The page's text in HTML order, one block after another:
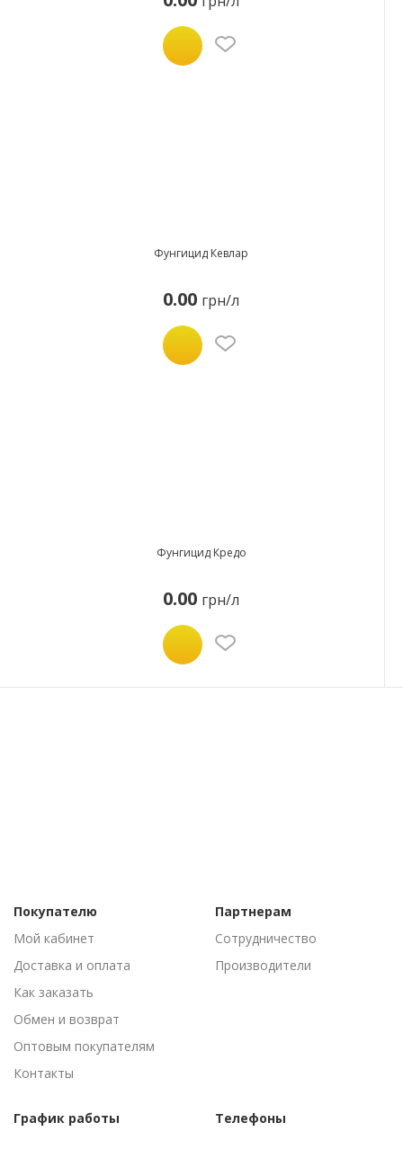
Фунгицид Кевлар
0.00 грн/л
Фунгицид Кредо
0.00 грн/л
Покупателю
Мой кабинет
Доставка и оплата
Как заказать
Обмен и возврат
Оптовым покупателям
Контакты
Партнерам
Сотрудничество
Производители
График работы
Телефоны